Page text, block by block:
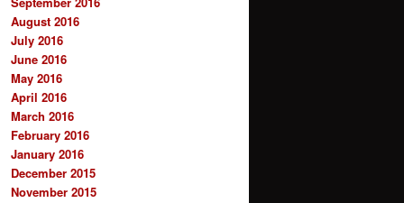
August 2016
July 2016
June 2016
May 2016
April 2016
March 2016
February 2016
January 2016
December 2015
November 2015